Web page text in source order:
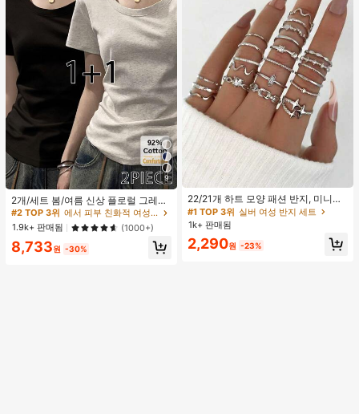
9
2개/세트 봄/여름 신상 플로럴 그레이
+ 블랙 반팔 티셔츠, 여성 슬림핏 솔리
드 컬러 언더셔츠 캐주얼
#2 TOP 3위
에서 피부 친화적 여성 상의, 블라우스 & 티
높은 재방문 고객
#2 TOP 3위
에서 피부 친화적 여성 상의, 블라우스 & 티
높은 재방문 고객
#2 TOP 3위
에서 피부 친화적 여성 상의, 블라우스 & 티
높은 재방문 고객
#2 TOP 3위
에서 피부 친화적 여성 상의, 블라우스 & 티
높은 재방문 고객
1.9k+ 판매됨 (1000+)
8,733원 -30%
22/21개 하트 모양 패션 반지, 미니멀
리스트 크리스탈 임베디드 보헤미안
기하학 반지 세트, 발렌타인데이, 어머
니날 선물
#1 TOP 3위
실버 여성 반지 세트
거의 매진!
#1 TOP 3위 실버 여성 반지 세트
거의 매진!
#1 TOP 3위 실버 여성 반지 세트
거의 매진!
#1 TOP 3위
실버 여성 반지 세트
1k+ 판매됨
2,290원 -23%